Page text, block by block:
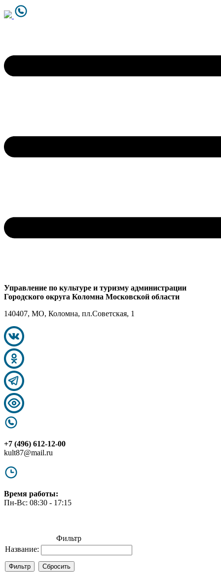
Управление по культуре и туризму администрации
Городского округа Коломна Московской области
140407, МО, Коломна, пл.Советская, 1
+7 (496) 612-12-00
kult87@mail.ru
Время работы:
Пн-Вс: 08:30 - 17:15
Фильтр
Название: